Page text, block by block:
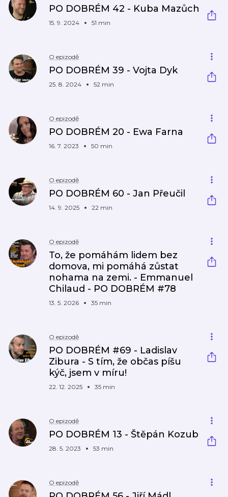
PO DOBRÉM 42 - Kuba Mazůch
15. 9. 2024 51 min
O epizodě
PO DOBRÉM 39 - Vojta Dyk
25. 8. 2024 52 min
O epizodě
PO DOBRÉM 20 - Ewa Farna
16. 7. 2023 50 min
O epizodě
PO DOBRÉM 60 - Jan Přeučil
14. 9. 2025 22 min
O epizodě
To, že pomáhám lidem bez
domova, mi pomáhá zůstat
nohama na zemi. - Emmanuel
Chilaud - PO DOBRÉM #78
13. 5. 2026 35 min
O epizodě
PO DOBRÉM #69 - Ladislav
Zibura - S tím, že občas píšu
kýč, jsem v míru!
22. 12. 2025 35 min
O epizodě
PO DOBRÉM 13 - Štěpán Kozub
28. 5. 2023 53 min
O epizodě